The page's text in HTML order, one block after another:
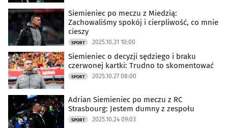
Siemieniec po meczu z Miedzią:
Zachowaliśmy spokój i cierpliwość, co mnie
cieszy
SPORT 2025.10.31 10:00
Siemieniec o decyzji sędziego i braku
czerwonej kartki: Trudno to skomentować
SPORT 2025.10.27 08:00
Adrian Siemieniec po meczu z RC
Strasbourg: Jestem dumny z zespołu
SPORT 2025.10.24 09:03